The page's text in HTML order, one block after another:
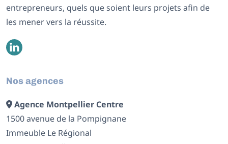
entrepreneurs, quels que soient leurs projets afin de
les mener vers la réussite.
Nos agences
Agence Montpellier Centre
1500 avenue de la Pompignane
Immeuble Le Régional